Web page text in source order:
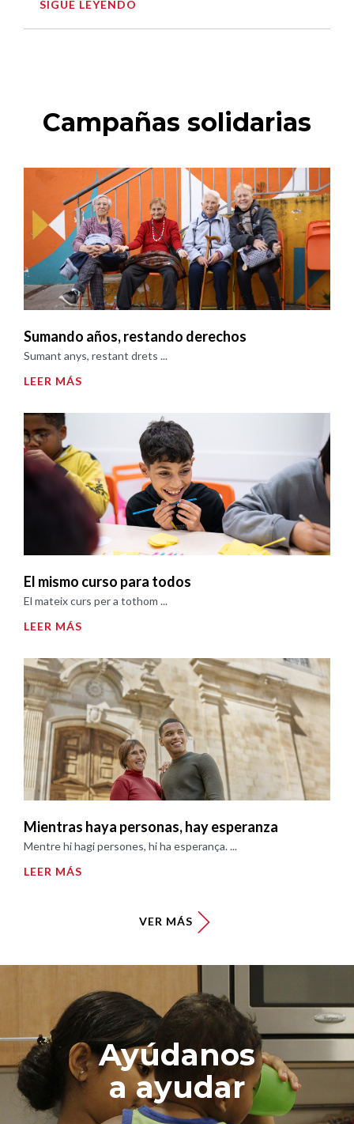
SIGUE LEYENDO
Campañas solidarias
Sumando años, restando derechos
Sumant anys, restant drets ...
LEER MÁS
El mismo curso para todos
El mateix curs per a tothom ...
LEER MÁS
Mientras haya personas, hay esperanza
Mentre hi hagi persones, hi ha esperança. ...
LEER MÁS
VER MÁS
Ayúdanos
a ayudar